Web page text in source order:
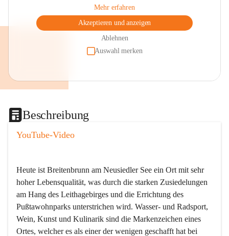
Mehr erfahren
Akzeptieren und anzeigen
Ablehnen
Auswahl merken
Beschreibung
YouTube-Video
Heute ist Breitenbrunn am Neusiedler See ein Ort mit sehr
hoher Lebensqualität, was durch die starken Zusiedelungen
am Hang des Leithagebirges und die Errichtung des
Pußtawohnparks unterstrichen wird. Wasser- und Radsport,
Wein, Kunst und Kulinarik sind die Markenzeichen eines
Ortes, welcher es als einer der wenigen geschafft hat bei